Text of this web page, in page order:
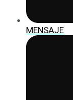
MENSAJE